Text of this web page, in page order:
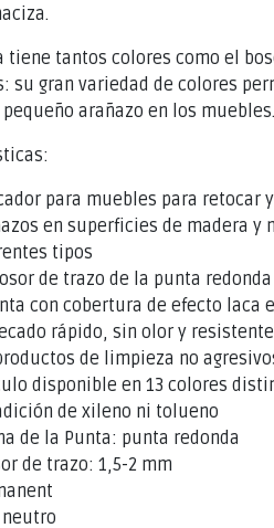
tiene tantos colores como el
su gran variedad de colores
arañazo en los muebles.
para muebles para retocar
en superficies de madera y
tipos
de trazo de la punta
con cobertura de efecto laca
rápido, sin olor y
de limpieza no
disponible en 13 colores
de xileno ni tolueno
de la Punta: punta redonda
de trazo: 1,5-2 mm